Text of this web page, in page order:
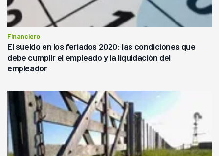
Financiero
El sueldo en los feriados 2020: las condiciones que
debe cumplir el empleado y la liquidación del
empleador